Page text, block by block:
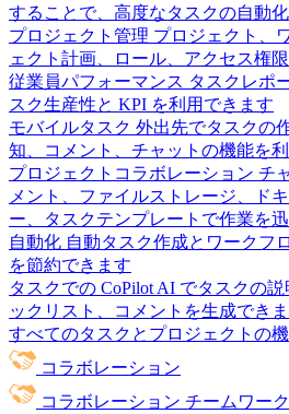
することで、高度なタスクの自動化
プロジェクト管理 プロジェクト、
ェクト計画、ロール、アクセス権
従業員パフォーマンス タスクレポ
スク生産性と KPI を利用できます
モバイルタスク 外出先でタスクの
知、コメント、チャットの機能を
プロジェクトコラボレーション チ
メント、ファイルストレージ、ド
ー、タスクテンプレートで作業を
自動化 自動タスク作成とワークフ
を節約できます
タスクでの CoPilot AI でタスクの説
ックリスト、コメントを生成でき
すべてのタスクとプロジェクトの
コラボレーション
コラボレーション チームワー